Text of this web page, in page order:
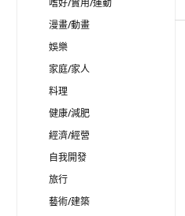
嗜好/實用/運動
漫畫/動畫
娛樂
家庭/家人
料理
健康/減肥
經濟/經營
自我開發
旅行
藝術/建築